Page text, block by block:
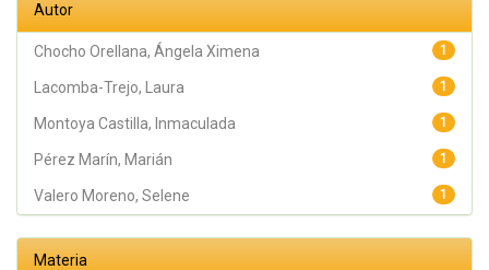
Autor
1
Chocho Orellana, Ángela Ximena
1
Lacomba-Trejo, Laura
1
Montoya Castilla, Inmaculada
1
Pérez Marín, Marián
1
Valero Moreno, Selene
Materia